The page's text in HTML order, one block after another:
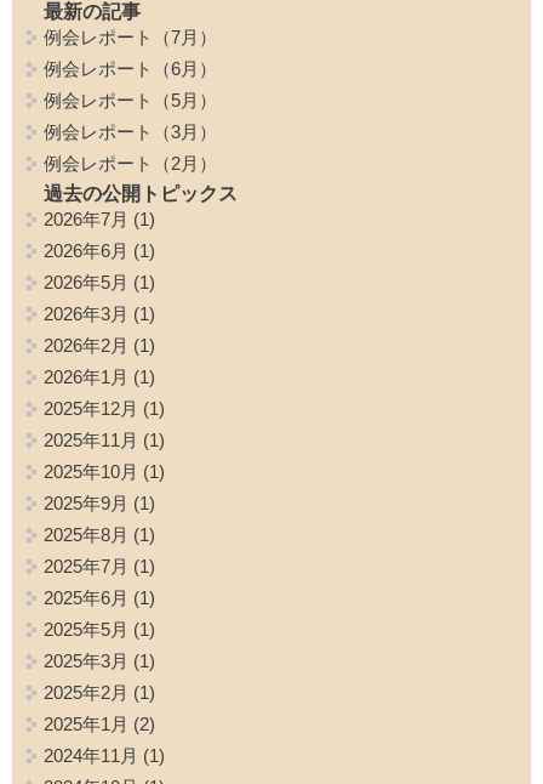
最新の記事
例会レポート（7月）
例会レポート（6月）
例会レポート（5月）
例会レポート（3月）
例会レポート（2月）
過去の公開トピックス
2026年7月 (1)
2026年6月 (1)
2026年5月 (1)
2026年3月 (1)
2026年2月 (1)
2026年1月 (1)
2025年12月 (1)
2025年11月 (1)
2025年10月 (1)
2025年9月 (1)
2025年8月 (1)
2025年7月 (1)
2025年6月 (1)
2025年5月 (1)
2025年3月 (1)
2025年2月 (1)
2025年1月 (2)
2024年11月 (1)